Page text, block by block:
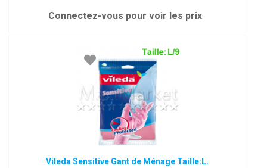
Connectez-vous pour voir les prix
Vileda Sensitive Gant de Ménage Taille:L.